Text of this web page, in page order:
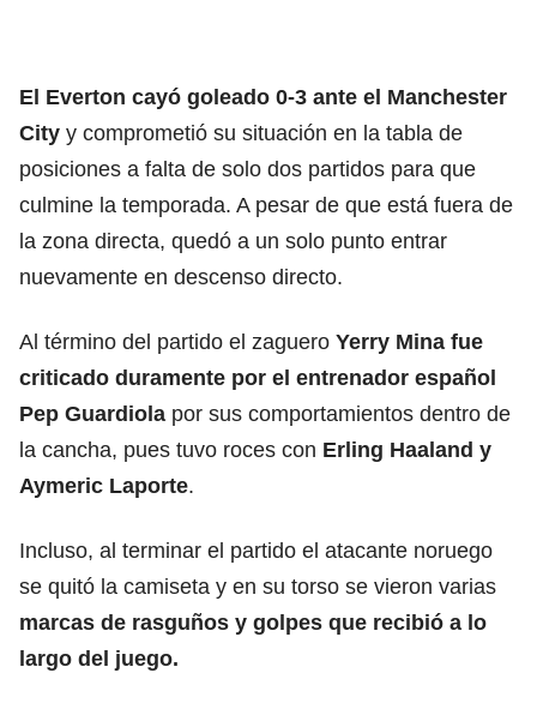
El Everton cayó goleado 0-3 ante el Manchester
City y comprometió su situación en la tabla de
posiciones a falta de solo dos partidos para que
culmine la temporada. A pesar de que está fuera de
la zona directa, quedó a un solo punto entrar
nuevamente en descenso directo.
Al término del partido el zaguero Yerry Mina fue
criticado duramente por el entrenador español
Pep Guardiola por sus comportamientos dentro de
la cancha, pues tuvo roces con Erling Haaland y
Aymeric Laporte.
Incluso, al terminar el partido el atacante noruego
se quitó la camiseta y en su torso se vieron varias
marcas de rasguños y golpes que recibió a lo
largo del juego.